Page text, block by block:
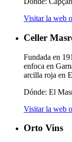
Visitar la web
Celler
Fundada en
enfoca en
arcilla roja en
Dónde: El
Visitar la web
Orto Vins